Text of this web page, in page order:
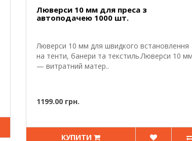
Люверси 10 мм для преса з
автоподачею 1000 шт.
Люверси 10 мм для швидкого встановлення
на тенти, банери та текстиль.Люверси 10 мм
— витратний матер..
1199.00 грн.
КУПИТИ